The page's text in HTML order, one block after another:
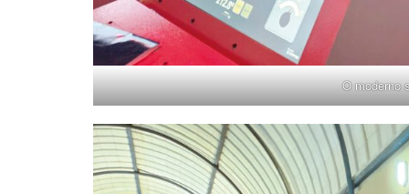
O moderno